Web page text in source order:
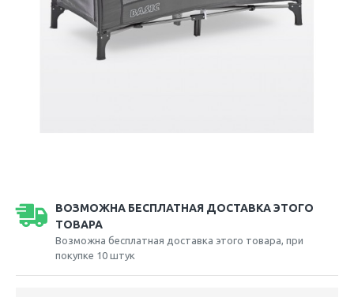
ВОЗМОЖНА БЕСПЛАТНАЯ ДОСТАВКА ЭТОГО
ТОВАРА
Возможна бесплатная доставка этого товара, при
покупке 10 штук